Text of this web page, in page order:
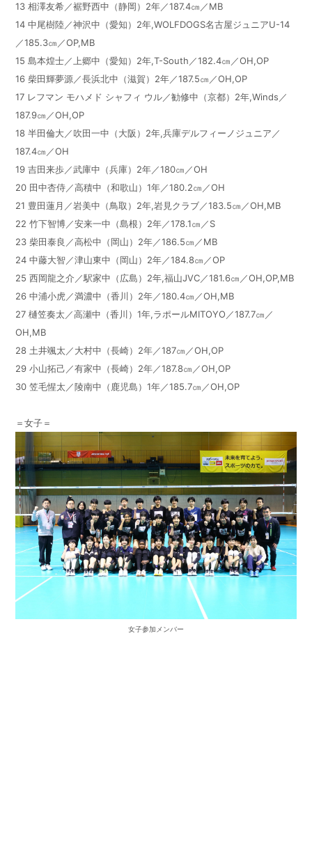
13相澤友希／裾野西中（静岡） 2年／187.4㎝／MB
14中尾樹陸／神沢中（愛知） 2年,WOLFDOGS名古屋ジュニアU-14
／185.3㎝／OP,MB
15島本煌士／上郷中（愛知） 2年,T-South／182.4㎝／OH,OP
16柴田輝夢源／長浜北中（滋賀） 2年／187.5㎝／OH,OP
17 レフマン モハメド シャフィ ウル／勧修中（京都） 2年,Winds／
187.9㎝／OH,OP
18半田倫大／吹田一中（大阪） 2年,兵庫デルフィーノジュニア／
187.4㎝／OH
19吉田来歩／武庫中（兵庫） 2年／180㎝／OH
20 田中杏侍／高積中（和歌山）1年／180.2㎝／OH
21 豊田蓮月／岩美中（鳥取） 2年,岩見クラブ／183.5㎝／OH,MB
22竹下智博／安来一中（島根） 2年／178.1㎝／S
23柴田泰良／高松中（岡山） 2年／186.5㎝／MB
24中藤大智／津山東中（岡山） 2年／184.8㎝／OP
25西岡龍之介／駅家中（広島） 2年,福山JVC／181.6㎝／OH,OP,MB
26中浦小虎／満濃中（香川） 2年／180.4㎝／OH,MB
27樋笠奏太／高瀬中（香川）1年,ラポールMITOYO／187.7㎝／
OH,MB
28土井颯太／大村中（長崎） 2年／187㎝／OH,OP
29小山拓己／有家中（長崎） 2年／187.8㎝／OH,OP
30笠毛惺太／陵南中（鹿児島）1年／185.7㎝／OH,OP
＝女子＝
女子参加メンバー